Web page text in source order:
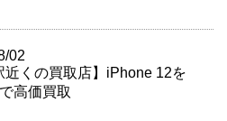
02
近くの買取店】iPhone 12を
高価買取